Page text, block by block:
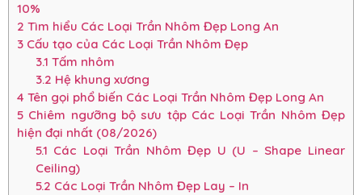
10%
2 Tìm hiểu Các Loại Trần Nhôm Đẹp Long An
3 Cấu tạo của Các Loại Trần Nhôm Đẹp
3.1 Tấm nhôm
3.2 Hệ khung xương
4 Tên gọi phổ biến Các Loại Trần Nhôm Đẹp Long An
5 Chiêm ngưỡng bộ sưu tập Các Loại Trần Nhôm Đẹp
hiện đại nhất (08/2026)
5.1 Các Loại Trần Nhôm Đẹp U (U – Shape Linear
Ceiling)
5.2 Các Loại Trần Nhôm Đẹp Lay – In